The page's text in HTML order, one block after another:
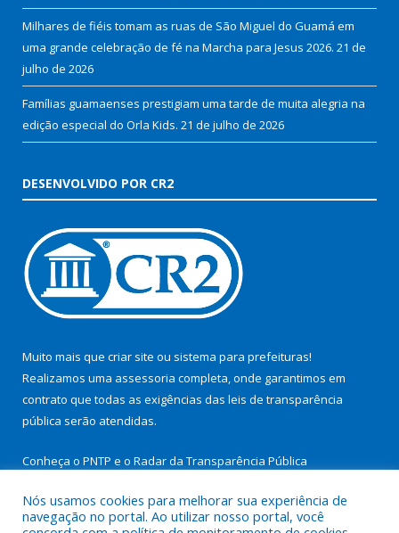
Milhares de fiéis tomam as ruas de São Miguel do Guamá em
uma grande celebração de fé na Marcha para Jesus 2026. 21 de
julho de 2026
Famílias guamaenses prestigiam uma tarde de muita alegria na
edição especial do Orla Kids. 21 de julho de 2026
DESENVOLVIDO POR CR2
Muito mais que criar site ou sistema para prefeituras!
Realizamos uma assessoria completa, onde garantimos em
contrato que todas as exigências das leis de transparência
pública serão atendidas.
Conheça o PNTP e o Radar da Transparência Pública
Nós usamos cookies para melhorar sua experiência de
navegação no portal. Ao utilizar nosso portal, você